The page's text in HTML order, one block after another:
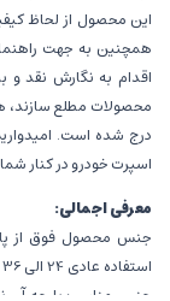
این محصول از لحاظ
همچنین به جهت
اقدام به نگارش نقد و
محصولات مطلع
درج شده است.
اسپرت خودرو در کنار
معرفی اجمالی:
جنس مناسب پارچه آن